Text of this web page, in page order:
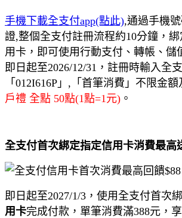
手機下載全支付app(點此),通過手機
證,整個全支付註冊流程約10分鐘，
用卡，即可使用行動支付、轉帳、儲
即日起至2026/12/31，註冊時輸入全
「012I616P」,「首筆消費」不限金額
戶禮 全點 50點(1點=1元) 。
全支付首次綁定指定信用卡消費最高
即日起至2027/1/3，使用全支付首次
用卡完成付款，單筆消費滿388元，享